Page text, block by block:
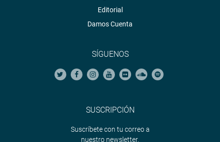
Editorial
Damos Cuenta
SÍGUENOS
SUSCRIPCIÓN
Suscríbete con tu correo a
nuestro newsletter.